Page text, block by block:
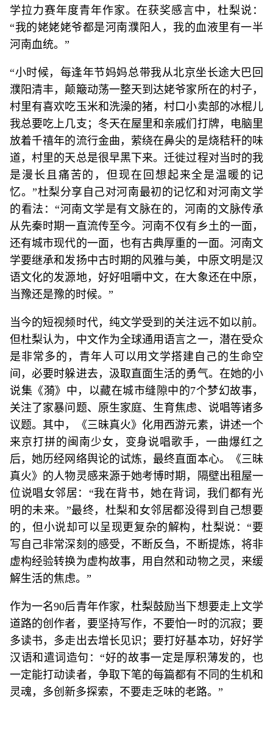
学拉力赛年度青年作家。在获奖感言中，杜梨说：
“我的姥姥姥爷都是河南濮阳人，我的血液里有一半
河南血统。”
“小时候，每逢年节妈妈总带我从北京坐长途大巴回
濮阳清丰，颠簸动荡一整天到达姥爷家所在的村子，
村里有喜欢吃玉米和洗澡的猪，村口小卖部的冰棍儿
我总要吃上几支；冬天在屋里和亲戚们打牌，电脑里
放着千禧年的流行金曲，萦绕在鼻尖的是烧秸秆的味
道，村里的天总是很早黑下来。迁徙过程对当时的我
是漫长且痛苦的，但现在回想起来全是温暖的记
忆。”杜梨分享自己对河南最初的记忆和对河南文学
的看法：“河南文学是有文脉在的，河南的文脉传承
从先秦时期一直流传至今。河南不仅有乡土的一面，
还有城市现代的一面，也有古典厚重的一面。河南文
学要继承和发扬中古时期的风雅与美，中原文明是汉
语文化的发源地，好好咀嚼中文，在大象还在中原，
当豫还是豫的时候。”
当今的短视频时代，纯文学受到的关注远不如以前。
但杜梨认为，中文作为全球通用语言之一，潜在受众
是非常多的，青年人可以用文学搭建自己的生命空
间，必要时躲进去，汲取直面生活的勇气。在她的小
说集《漪》中，以藏在城市缝隙中的7个梦幻故事，
关注了家暴问题、原生家庭、生育焦虑、说唱等诸多
议题。其中，《三昧真火》化用西游元素，讲述一个
来京打拼的闽南少女，变身说唱歌手，一曲爆红之
后，她历经网络舆论的试炼，最终直面本心。《三昧
真火》的人物灵感来源于她考博时期，隔壁出租屋一
位说唱女邻居：“我在背书，她在背词，我们都有光
明的未来。”最终，杜梨和女邻居都没得到自己想要
的，但小说却可以呈现更复杂的解构，杜梨说：“要
写自己非常深刻的感受，不断反刍，不断提炼，将非
虚构经验转换为虚构故事，用自然和动物之灵，来缓
解生活的焦虑。”
作为一名90后青年作家，杜梨鼓励当下想要走上文学
道路的创作者，要坚持写作，不要怕一时的沉寂；要
多读书，多走出去增长见识；要打好基本功，好好学
汉语和遣词造句：“好的故事一定是厚积薄发的，也
一定能打动读者，争取下笔的每篇都有不同的生机和
灵魂，多创新多探索，不要走乏味的老路。”